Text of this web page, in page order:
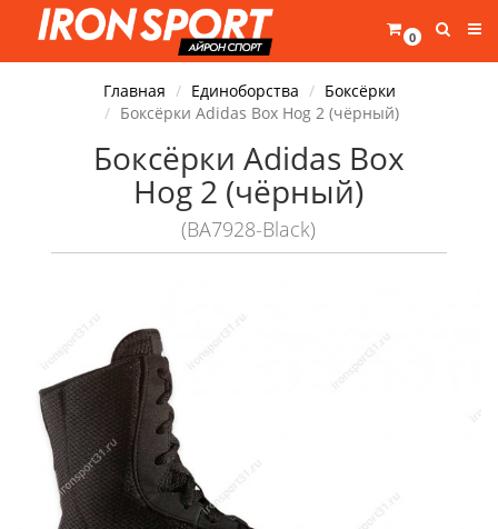
0
Главная Единоборства
Боксёрки
Боксёрки Adidas Box Hog 2 (чёрный)
Боксёрки Adidas Box
Hog 2 (чёрный)
(BA7928-Black)